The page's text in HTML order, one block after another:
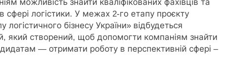
можливість знайти кваліфікованих фахівців та
сфері логістики. У межах 2-го етапу проєкту
бізнесу України» відбудеться
який створений, щоб допомогти компаніям знайти
— отримати роботу в перспективній сфері –